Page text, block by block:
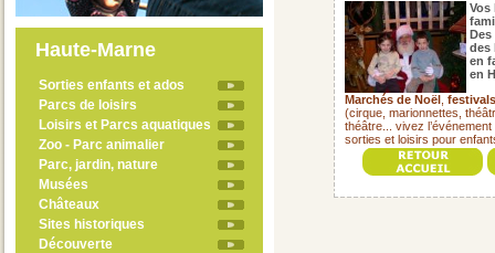
Haute-Marne
Sorties enfants et ados
Parcs de loisirs
Loisirs et Parcs aquatiques
Zoo - Parc animalier
Parc, jardin, nature
Musées
Châteaux
Sites historiques
Découverte
Vos
Des
des
en
en
Marchés de Noël
(cirque, marionnettes,
théâtre... vivez
sorties et loisirs pour